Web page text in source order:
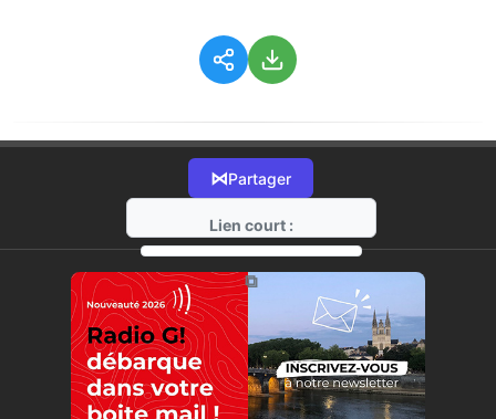
⋈Partager
Lien court :
https://radio-g.fr?22172
⧉